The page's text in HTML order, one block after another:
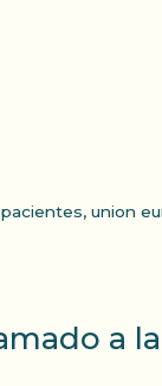
pacientes, union
a